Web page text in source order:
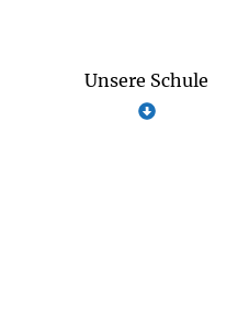
Unsere Schule